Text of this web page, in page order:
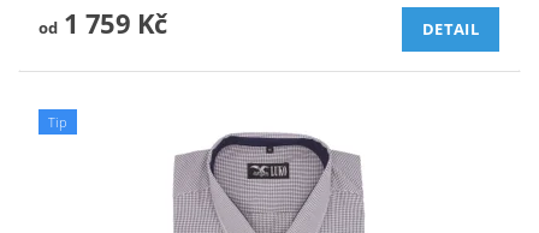
od1 759 Kč DETAIL
Tip